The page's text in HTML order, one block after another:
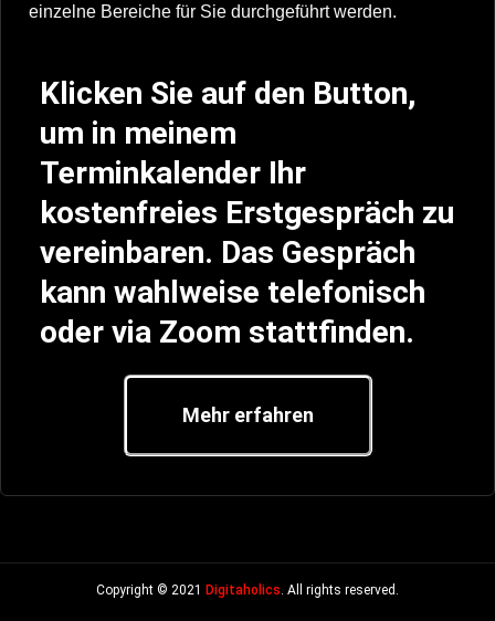
einzelne Bereiche für Sie durchgeführt werden.
Klicken Sie auf den Button,
um in meinem
Terminkalender Ihr
kostenfreies Erstgespräch zu
vereinbaren. Das Gespräch
kann wahlweise telefonisch
oder via Zoom stattfinden.
Mehr erfahren
Copyright © 2021 Digitaholics . All rights reserved.